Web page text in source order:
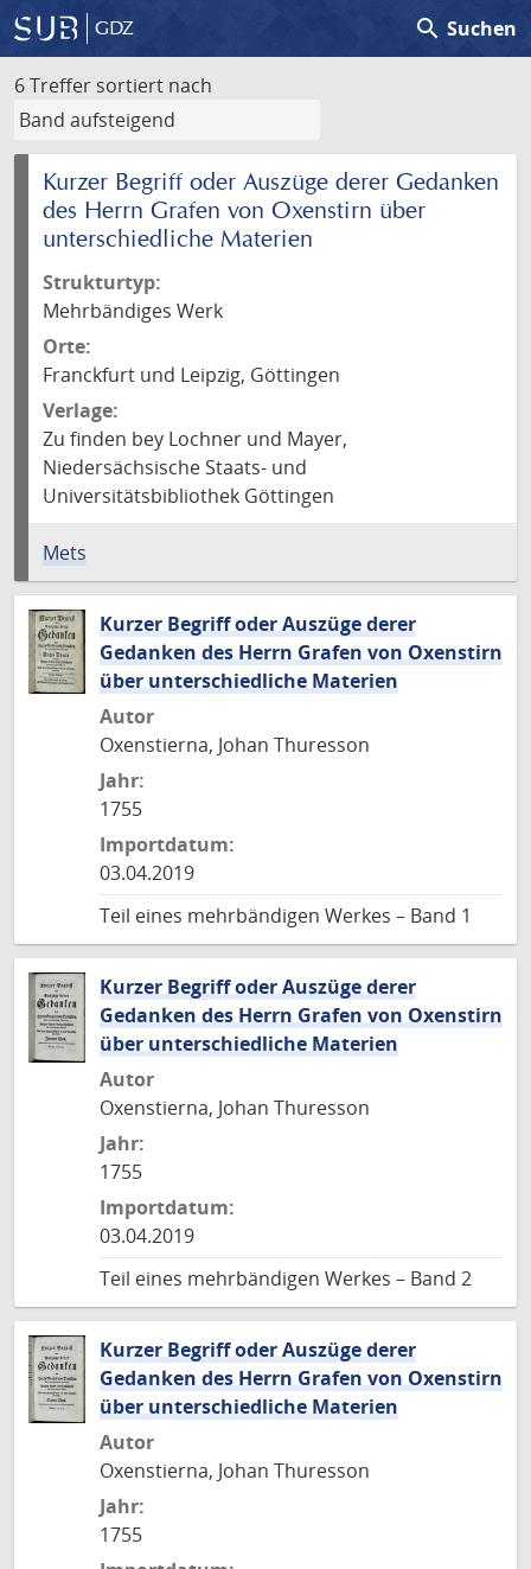
GDZ search Suchen
6 Treffer sortiert nach
Kurzer Begriff oder Auszüge derer Gedanken
des Herrn Grafen von Oxenstirn über
unterschiedliche Materien
Strukturtyp:
Mehrbändiges Werk
Orte:
Franckfurt und Leipzig, Göttingen
Verlage:
Zu finden bey Lochner und Mayer,
Niedersächsische Staats- und
Universitätsbibliothek Göttingen
Mets
Kurzer Begriff oder Auszüge derer
Gedanken des Herrn Grafen von Oxenstirn
über unterschiedliche Materien
Autor
Oxenstierna, Johan Thuresson
Jahr:
1755
Importdatum:
03.04.2019
Teil eines mehrbändigen Werkes – Band 1
Kurzer Begriff oder Auszüge derer
Gedanken des Herrn Grafen von Oxenstirn
über unterschiedliche Materien
Autor
Oxenstierna, Johan Thuresson
Jahr:
1755
Importdatum:
03.04.2019
Teil eines mehrbändigen Werkes – Band 2
Kurzer Begriff oder Auszüge derer
Gedanken des Herrn Grafen von Oxenstirn
über unterschiedliche Materien
Autor
Oxenstierna, Johan Thuresson
Jahr:
1755